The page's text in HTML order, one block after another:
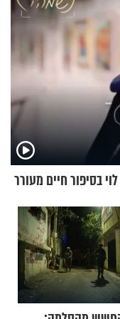
בסיפור חיים מעורר